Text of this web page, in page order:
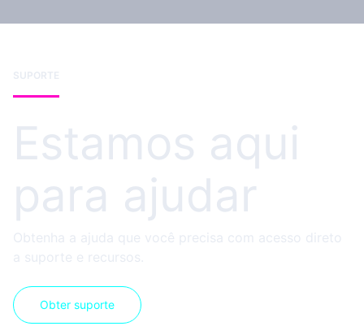
SUPORTE
Estamos aqui
para ajudar
Obtenha a ajuda que você precisa com acesso direto
a suporte e recursos.
Obter suporte